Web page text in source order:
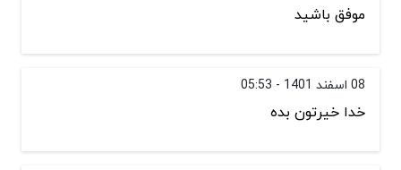
موفق باشید
08 اسفند 1401 - 05:53
خدا خیرتون بده